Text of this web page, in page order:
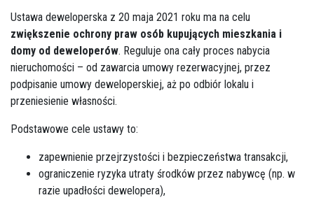
Ustawa deweloperska z 20 maja 2021 roku ma na celu
zwiększenie ochrony praw osób kupujących mieszkania i
domy od deweloperów. Reguluje ona cały proces nabycia
nieruchomości – od zawarcia umowy rezerwacyjnej, przez
podpisanie umowy deweloperskiej, aż po odbiór lokalu i
przeniesienie własności.
Podstawowe cele ustawy to:
zapewnienie przejrzystości i bezpieczeństwa transakcji,
ograniczenie ryzyka utraty środków przez nabywcę (np. w
razie upadłości dewelopera),